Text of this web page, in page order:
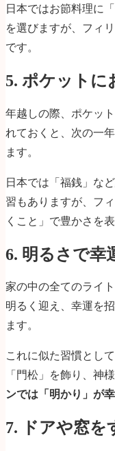
日本ではお節料理に
を選びますが、フィ
です。
5. ポケットに
年越しの際、ポケッ
れておくと、次の一
ます。
日本では「福銭」な
習もありますが、フ
くこと」で豊かさを表
6. 明るさで幸
家の中の全てのライ
明るく迎え、幸運を
ます。
これに似た習慣とし
「門松」を飾り、神
ンでは「明かり」が
7. ドアや窓を